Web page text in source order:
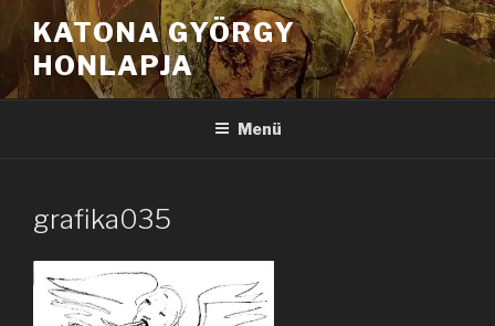
Tartalomhoz
KATONA GYÖRGY
HONLAPJA
Menü
grafika035